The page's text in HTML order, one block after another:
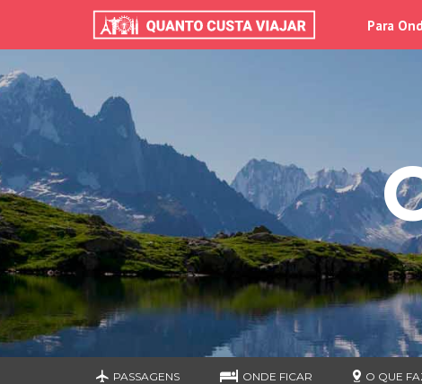
Para
PASSAGENS ONDE FICAR O QUE